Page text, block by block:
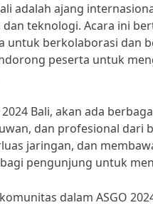
adalah ajang
dan teknologi. Acara ini
untuk berkolaborasi dan
peserta untuk
2024 Bali, akan ada
dan profesional dari
jaringan, dan
pengunjung untuk
dalam ASGO